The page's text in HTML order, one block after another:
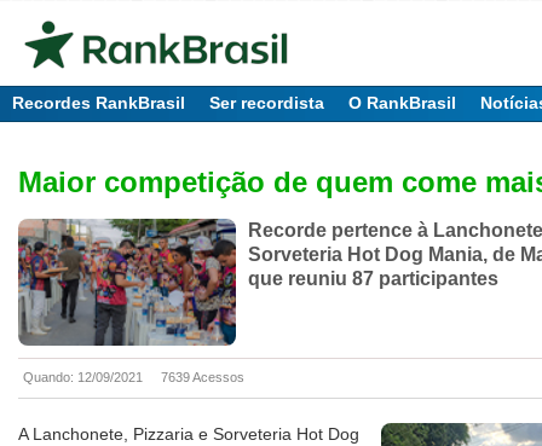
Recordes RankBrasil Ser recordista O RankBrasil
Maior competição de quem come
Recorde pertence à
Sorveteria Hot Dog Mania, de
que reuniu 87 participantes
Quando: 12/09/2021 7639 Acessos
A Lanchonete, Pizzaria e Sorveteria Hot Dog